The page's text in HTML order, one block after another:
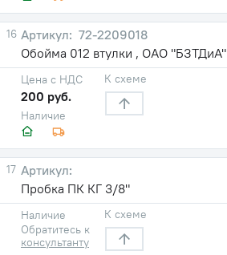
16
72-2209018
Обойма 012 втулки , ОАО "БЗТДиА"
Наличие
Цена с НДС
200 руб.
К схеме
17
Пробка ПК КГ 3/8"
Наличие
Обратитесь к
консультанту
К схеме